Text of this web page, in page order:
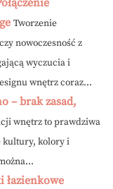
Tworzenie
nowoczesność z
wyczucia i
wnętrz coraz...
– brak zasad,
wnętrz to prawdziwa
kultury, kolory i
łazienkowe